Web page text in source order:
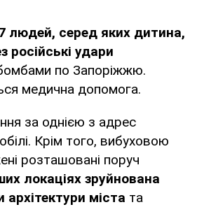
людей, серед яких дитина,
російські удари
по Запоріжжю.
медична допомога.
за однією з адрес
Крім того, вибуховою
розташовані поруч
локаціях зруйнована
міста та